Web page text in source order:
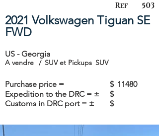
Ref 503
2021 Volkswagen Tiguan SE
FWD
US - Georgia
A vendre / SUV et Pickups SUV
Purchase price = $ 11480
Expedition to the DRC = ±
$
Customs in DRC port = ±
$